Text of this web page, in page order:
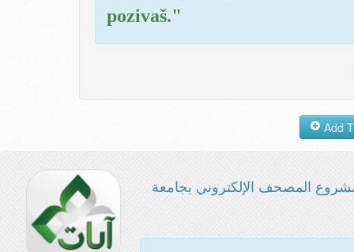
pozivaš."
المصحف الإلكتروني بجامعة